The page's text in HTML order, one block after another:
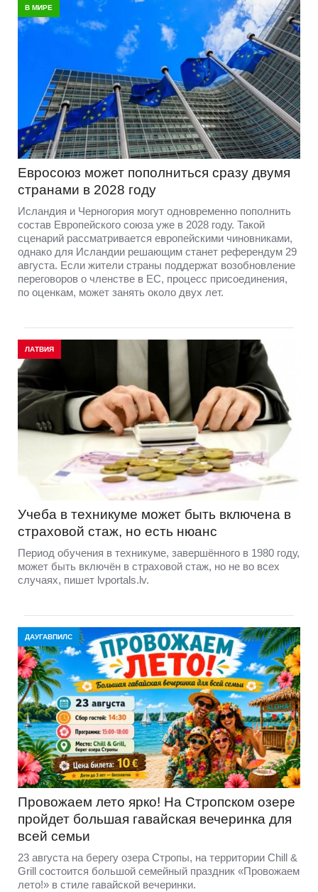
В МИРЕ
Евросоюз может пополниться сразу двумя
странами в 2028 году
Исландия и Черногория могут одновременно пополнить
состав Европейского союза уже в 2028 году. Такой
сценарий рассматривается европейскими чиновниками,
однако для Исландии решающим станет референдум 29
августа. Если жители страны поддержат возобновление
переговоров о членстве в ЕС, процесс присоединения,
по оценкам, может занять около двух лет.
ЛАТВИЯ
Учеба в техникуме может быть включена в
страховой стаж, но есть нюанс
Период обучения в техникуме, завершённого в 1980 году,
может быть включён в страховой стаж, но не во всех
случаях, пишет lvportals.lv.
ДАУГАВПИЛС
Провожаем лето ярко! На Стропском озере
пройдет большая гавайская вечеринка для
всей семьи
23 августа на берегу озера Стропы, на территории Chill &
Grill состоится большой семейный праздник «Провожаем
лето!» в стиле гавайской вечеринки.